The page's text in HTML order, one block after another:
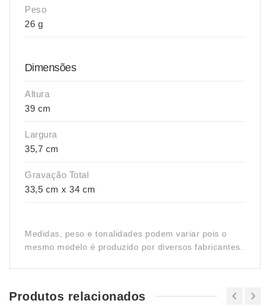
Peso
26 g
Dimensões
Altura
39 cm
Largura
35,7 cm
Gravação Total
33,5 cm x 34 cm
Medidas, peso e tonalidades podem variar pois o
mesmo modelo é produzido por diversos fabricantes.
Produtos relacionados